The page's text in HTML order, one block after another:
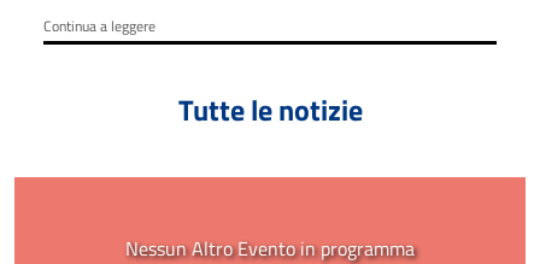
Continua a leggere
Tutte le notizie
Nessun Altro Evento in programma